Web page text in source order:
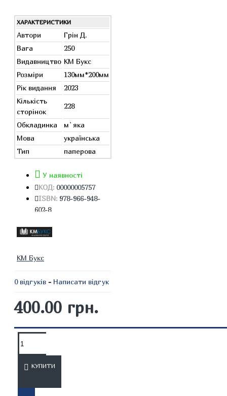
ХАРАКТЕРИСТИКИ
Автори
Грін Д.
Вага
250
Видавництво КМ Букс
Розміри
130мм*200мм
Рік видання
2023
Кількість
сторінок
228
Обкладинка
м`яка
Мова
українська
Тип
паперова
У наявності
КОД: 00000005757
ISBN: 978-966-948-
602-8
КМ Букс
0 відгуків - Написати відгук
400.00 грн.
КУПИТИ
ОПИС